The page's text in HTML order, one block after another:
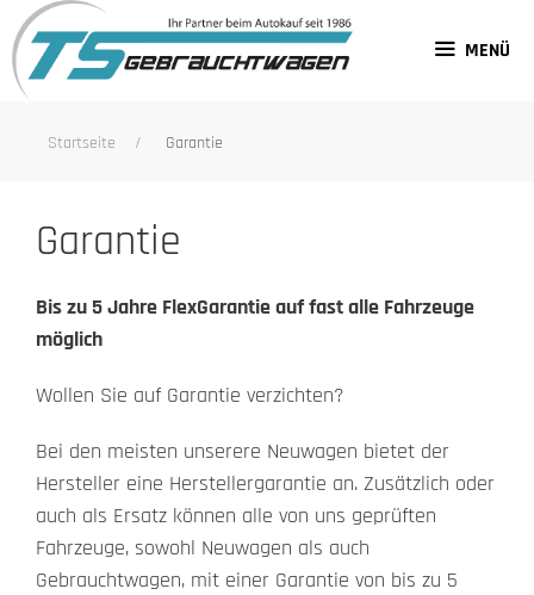
Zum
Inhalt
springen
MENÜ
Startseite Garantie
Garantie
Bis zu 5 Jahre FlexGarantie auf fast alle Fahrzeuge
möglich
Wollen Sie auf Garantie verzichten?
Bei den meisten unserere Neuwagen bietet der
Hersteller eine Herstellergarantie an. Zusätzlich oder
auch als Ersatz können alle von uns geprüften
Fahrzeuge, sowohl Neuwagen als auch
Gebrauchtwagen, mit einer Garantie von bis zu 5